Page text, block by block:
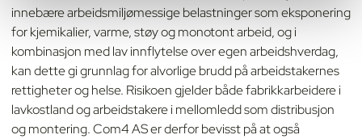
innebære arbeidsmiljømessige belastninger som eksponering
for kjemikalier, varme, støy og monotont arbeid, og i
kombinasjon med lav innflytelse over egen arbeidshverdag,
kan dette gi grunnlag for alvorlige brudd på arbeidstakernes
rettigheter og helse. Risikoen gjelder både fabrikkarbeidere i
lavkostland og arbeidstakere i mellomledd som distribusjon
og montering. Com4 AS er derfor bevisst på at også